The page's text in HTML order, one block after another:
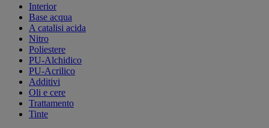
Interior
Base acqua
A catalisi acida
Nitro
Poliestere
PU-Alchidico
PU-Acrilico
Additivi
Oli e cere
Trattamento
Tinte